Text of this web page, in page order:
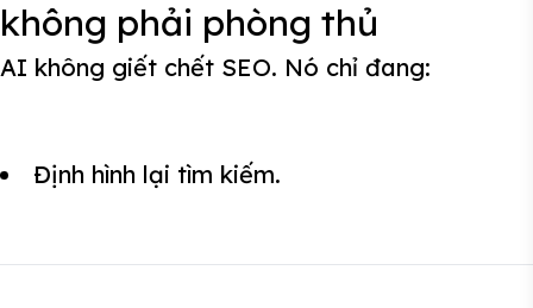
không phải phòng thủ
AI không giết chết SEO. Nó chỉ đang:
Định hình lại tìm kiếm.